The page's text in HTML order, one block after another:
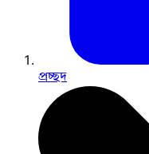
প্রচ্ছদ